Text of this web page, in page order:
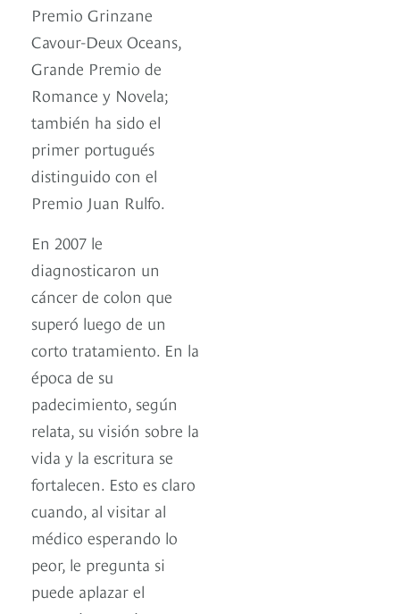
Premio Grinzane
Cavour-Deux Oceans,
Grande Premio de
Romance y Novela;
también ha sido el
primer portugués
distinguido con el
Premio Juan Rulfo.
En 2007 le
diagnosticaron un
cáncer de colon que
superó luego de un
corto tratamiento. En la
época de su
padecimiento, según
relata, su visión sobre la
vida y la escritura se
fortalecen. Esto es claro
cuando, al visitar al
médico esperando lo
peor, le pregunta si
puede aplazar el